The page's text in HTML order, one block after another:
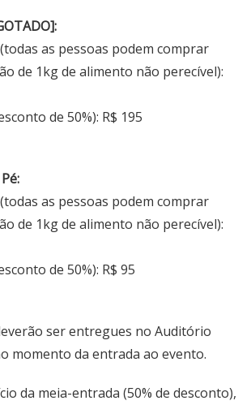
as pessoas podem comprar
de 1kg de alimento não perecível):
de 50%): R$ 195
as pessoas podem comprar
de 1kg de alimento não perecível):
de 50%): R$ 95
ser entregues no Auditório
momento da entrada ao evento.
da meia-entrada (50% de desconto),